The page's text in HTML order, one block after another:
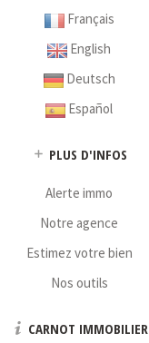
Français
English
Deutsch
Español
PLUS D'INFOS
Alerte immo
Notre agence
Estimez votre bien
Nos outils
CARNOT IMMOBILIER